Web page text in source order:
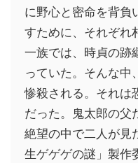
に野心と密命を背負
すために、それぞれ
一族では、時貞の跡
っていた。そんな中
惨殺される。それは
だった。鬼太郎の父
絶望の中で二人が
生ゲゲゲの謎」製作